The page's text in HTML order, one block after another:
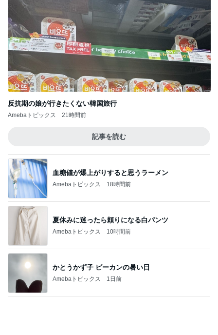
血糖値が爆上がりすると思うラーメン
Amebaトピックス
夏休みに迷ったら頼りになる白パンツ
Amebaトピックス 10時間前
Amebaトピックス 1日前
秋ものが好きすぎて爆発した物欲
Amebaトピックス 1日前